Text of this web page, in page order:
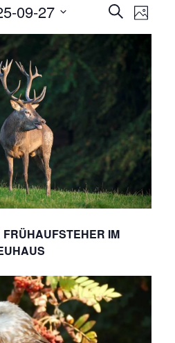
V
E
R
A
N
S
T
A
T
U
Suche V
E
A
S
T
A
T
A
N
Foto
09-27
IM